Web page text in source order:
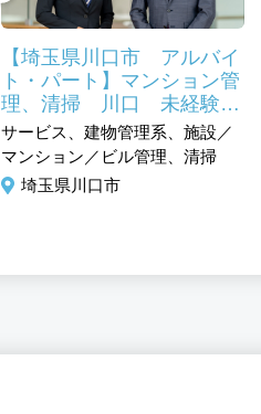
【埼玉県川口市 アルバイ
ト・パート】マンション管
理、清掃 川口 未経験の
方も大歓迎です
サービス、建物管理系、施設／
マンション／ビル管理、清掃
埼玉県川口市